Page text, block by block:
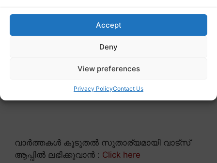
Accept
Deny
View preferences
Privacy PolicyContact Us
വാർത്തകൾ കൂടുതൽ സുതാര്യമായി വാട്സ്
ആപ്പിൽ ലഭിക്കുവാൻ : Click here